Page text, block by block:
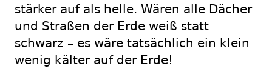
stärker auf als helle. Wären alle Dächer
und Straßen der Erde weiß statt
schwarz – es wäre tatsächlich ein klein
wenig kälter auf der Erde!